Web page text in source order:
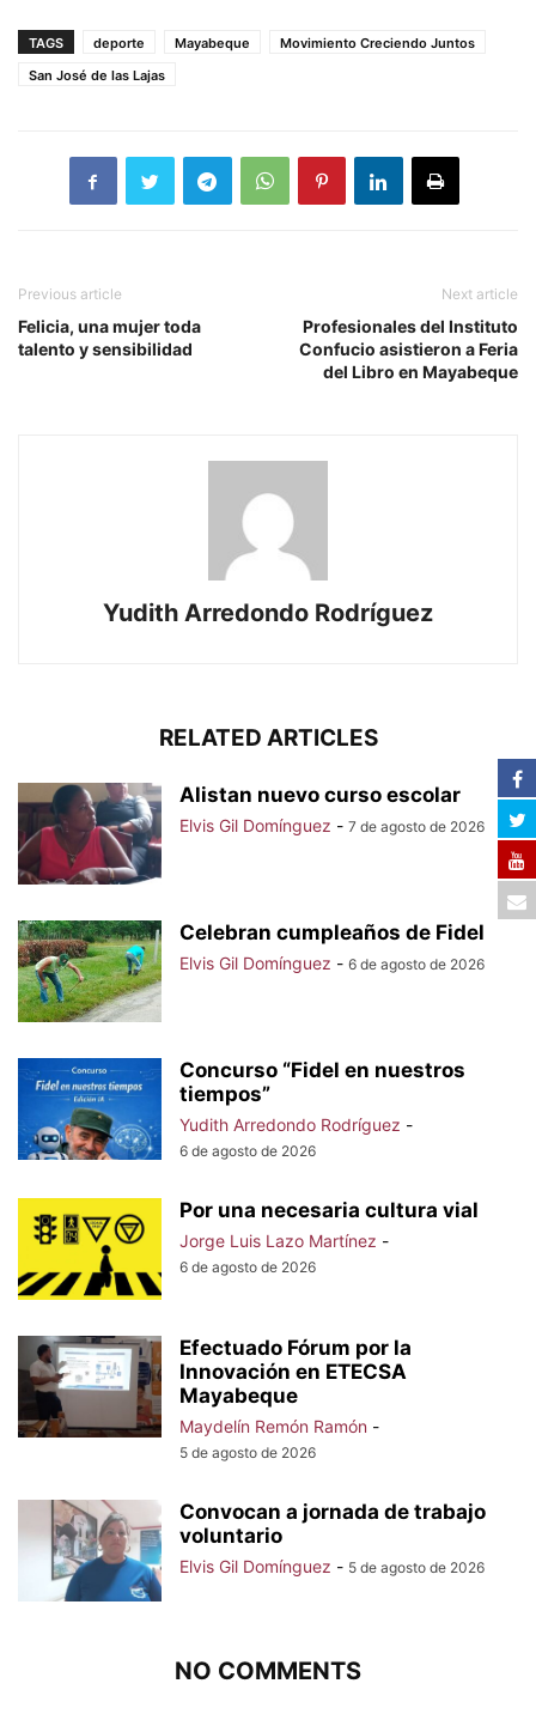
TAGS deporte Mayabeque
Movimiento Creciendo Juntos
San José de las Lajas
Previous article
Felicia, una mujer toda
talento y sensibilidad
Next article
Profesionales del Instituto
Confucio asistieron a Feria
del Libro en Mayabeque
Yudith Arredondo Rodríguez
RELATED ARTICLES
Alistan nuevo curso escolar
Elvis Gil Domínguez - 7 de agosto de 2026
Celebran cumpleaños de Fidel
Elvis Gil Domínguez - 6 de agosto de 2026
Concurso “Fidel en nuestros
tiempos”
Yudith Arredondo Rodríguez -
6 de agosto de 2026
Por una necesaria cultura vial
Jorge Luis Lazo Martínez -
6 de agosto de 2026
Efectuado Fórum por la
Innovación en ETECSA
Mayabeque
Maydelín Remón Ramón -
5 de agosto de 2026
Convocan a jornada de trabajo
voluntario
Elvis Gil Domínguez - 5 de agosto de 2026
NO COMMENTS